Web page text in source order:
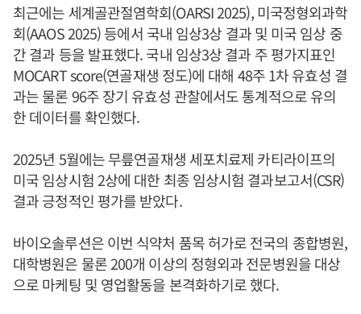
최근에는 세계골관절염학회(OARSI 2025), 미국정형외과학
회(AAOS 2025) 등에서 국내 임상3상 결과 및 미국 임상 중
간 결과 등을 발표했다. 국내 임상3상 결과 주 평가지표인
MOCART score(연골재생 정도)에 대해 48주 1차 유효성 결
과는 물론 96주 장기 유효성 관찰에서도 통계적으로 유의
한 데이터를 확인했다.
2025년 5월에는 무릎연골재생 세포치료제 카티라이프의
미국 임상시험 2상에 대한 최종 임상시험 결과보고서(CSR)
결과 긍정적인 평가를 받았다.
바이오솔루션은 이번 식약처 품목 허가로 전국의 종합병원,
대학병원은 물론 200개 이상의 정형외과 전문병원을 대상
으로 마케팅 및 영업활동을 본격화하기로 했다.